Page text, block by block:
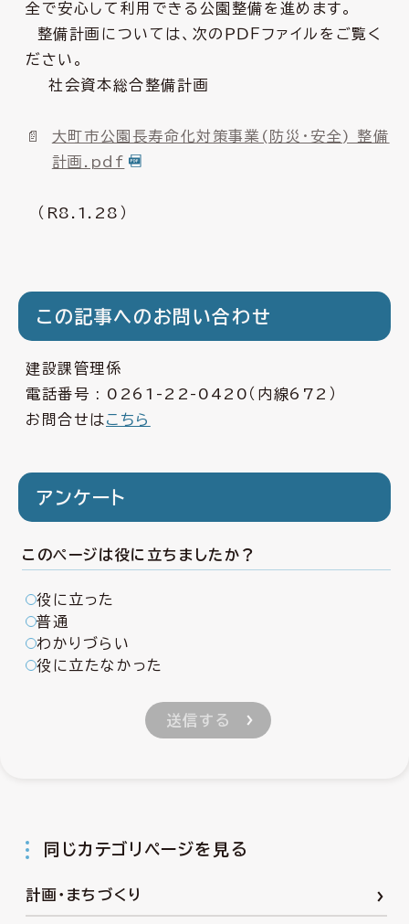
全で安心して利用できる公園整備を進めます。
整備計画については、次のＰＤＦファイルをご覧く
ださい。
社会資本総合整備計画
大町市公園長寿命化対策事業(防災・安全) 整備
計画.pdf
（R8.1.28）
この記事へのお問い合わせ
建設課管理係
電話番号 : 0261-22-0420 （内線672）
お問合せはこちら
アンケート
このページは役に立ちましたか？
役に立った
普通
わかりづらい
役に立たなかった
同じカテゴリページを見る
計画・まちづくり